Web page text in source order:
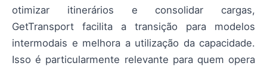
otimizar itinerários e consolidar cargas,
GetTransport facilita a transição para modelos
intermodais e melhora a utilização da capacidade.
Isso é particularmente relevante para quem opera